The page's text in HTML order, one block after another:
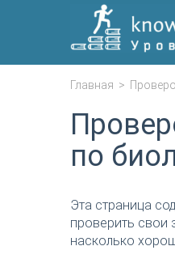
Главная >
по
Эта страница
проверить свои
насколько